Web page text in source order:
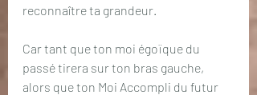
reconnaître ta grandeur.
Car tant que ton moi égoïque du
passé tirera sur ton bras gauche,
alors que ton Moi Accompli du futur